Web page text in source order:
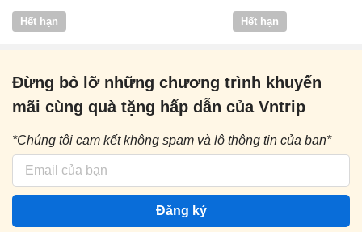
Vntrip
Hết hạn Hết hạn
Đừng bỏ lỡ những chương trình khuyến
mãi cùng quà tặng hấp dẫn của Vntrip
*Chúng tôi cam kết không spam và lộ thông tin của bạn*
Đăng ký